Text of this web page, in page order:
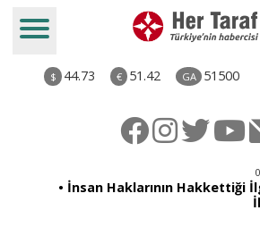
$ 44.73 € 51.42 GA 51500
• İnsan Haklarının Hakkettiği